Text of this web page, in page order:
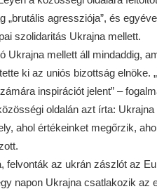
„brutális agressziója”, és
szolidaritás Ukrajna mellett.
Ukrajna mellett áll mindaddig,
ki az uniós bizottság
inspirációt jelent” –
oldalán azt írta:
ahol értékeinket megőrzik,
felvonták az ukrán zászlót az
napon Ukrajna csatlakozik az